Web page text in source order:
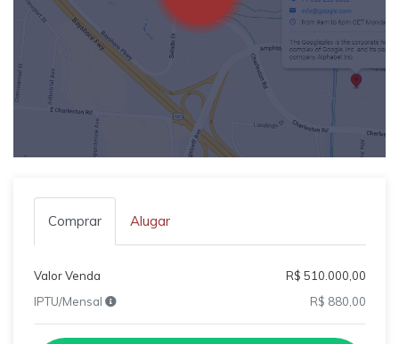
Comprar Alugar
Valor Venda
R$ 510.000,00
IPTU/Mensal
R$ 880,00